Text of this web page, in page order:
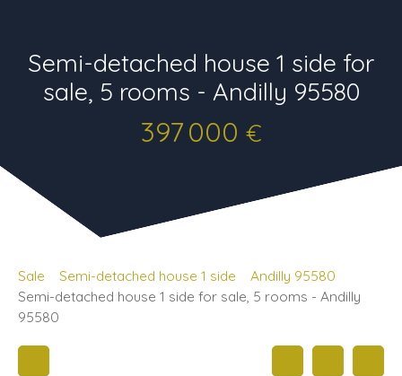
Semi-detached house 1 side for
sale, 5 rooms - Andilly 95580
397 000 €
Sale Semi-detached house 1 side
Andilly 95580
Semi-detached house 1 side for sale, 5 rooms - Andilly
95580